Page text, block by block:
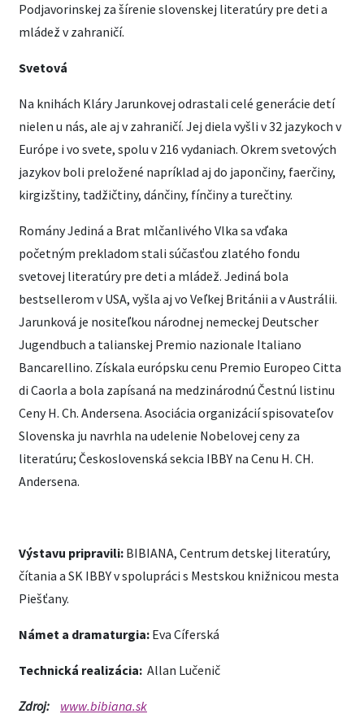
Podjavorinskej za šírenie slovenskej literatúry pre deti a
mládež v zahraničí.
Svetová
Na knihách Kláry Jarunkovej odrastali celé generácie detí
nielen u nás, ale aj v zahraničí. Jej diela vyšli v 32 jazykoch v
Európe i vo svete, spolu v 216 vydaniach. Okrem svetových
jazykov boli preložené napríklad aj do japončiny, faerčiny,
kirgizštiny, tadžičtiny, dánčiny, fínčiny a turečtiny.
Romány Jediná a Brat mlčanlivého Vlka sa vďaka
početným prekladom stali súčasťou zlatého fondu
svetovej literatúry pre deti a mládež. Jediná bola
bestsellerom v USA, vyšla aj vo Veľkej Británii a v Austrálii.
Jarunková je nositeľkou národnej nemeckej Deutscher
Jugendbuch a talianskej Premio nazionale Italiano
Bancarellino. Získala európsku cenu Premio Europeo Citta
di Caorla a bola zapísaná na medzinárodnú Čestnú listinu
Ceny H. Ch. Andersena. Asociácia organizácií spisovateľov
Slovenska ju navrhla na udelenie Nobelovej ceny za
literatúru; Československá sekcia IBBY na Cenu H. CH.
Andersena.
Výstavu pripravili: BIBIANA, Centrum detskej literatúry,
čítania a SK IBBY v spolupráci s Mestskou knižnicou mesta
Piešťany.
Námet a dramaturgia: Eva Cíferská
Technická realizácia: Allan Lučenič
Zdroj: www.bibiana.sk